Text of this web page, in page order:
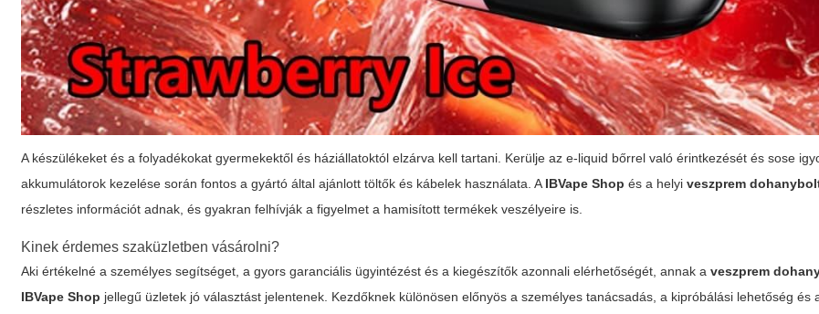
A készülékeket és a folyadékokat gyermekektől és háziállatoktól elzárva kell tartani. Kerülje az e-liquid bőrrel való érintkezését és sose
akkumulátorok kezelése során fontos a gyártó által ajánlott töltők és kábelek használata. AIBVape Shop és a helyiveszprem
részletes információt adnak, és gyakran felhívják a figyelmet a hamisított termékek veszélyeire is.
Kinek érdemes szaküzletben vásárolni?
Aki értékelné a személyes segítséget, a gyors garanciális ügyintézést és a kiegészítők azonnali elérhetőségét, annak aveszprem
IBVape Shop jellegű üzletek jó választást jelentenek. Kezdőknek különösen előnyös a személyes tanácsadás, a kipróbálási lehetőség és